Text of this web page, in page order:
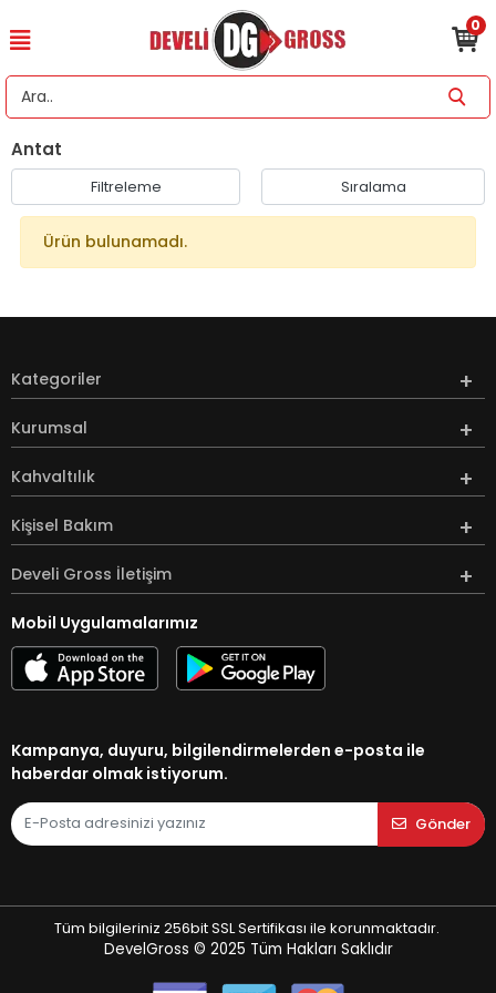
0
Antat
Filtreleme Sıralama
Ürün bulunamadı.
Kategoriler
Kurumsal
Kahvaltılık
Kişisel Bakım
Develi Gross İletişim
Mobil Uygulamalarımız
Kampanya, duyuru, bilgilendirmelerden e-posta ile
haberdar olmak istiyorum.
Gönder
Tüm bilgileriniz 256bit SSL Sertifikası ile korunmaktadır.
DevelGross © 2025 Tüm Hakları Saklıdır